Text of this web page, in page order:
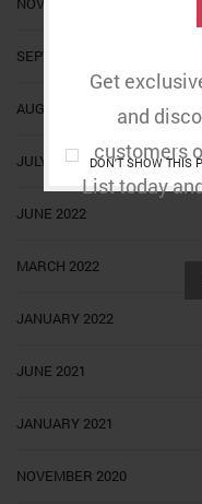
Get
and
customers
List today
DON'T SHOW THIS
SEPTEMBER 2022
AUGUST 2022
JULY 2022
JUNE 2022
MARCH 2022
JANUARY 2022
JUNE 2021
JANUARY 2021
NOVEMBER 2020